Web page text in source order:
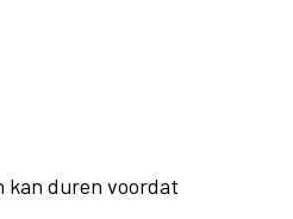
kan duren voordat